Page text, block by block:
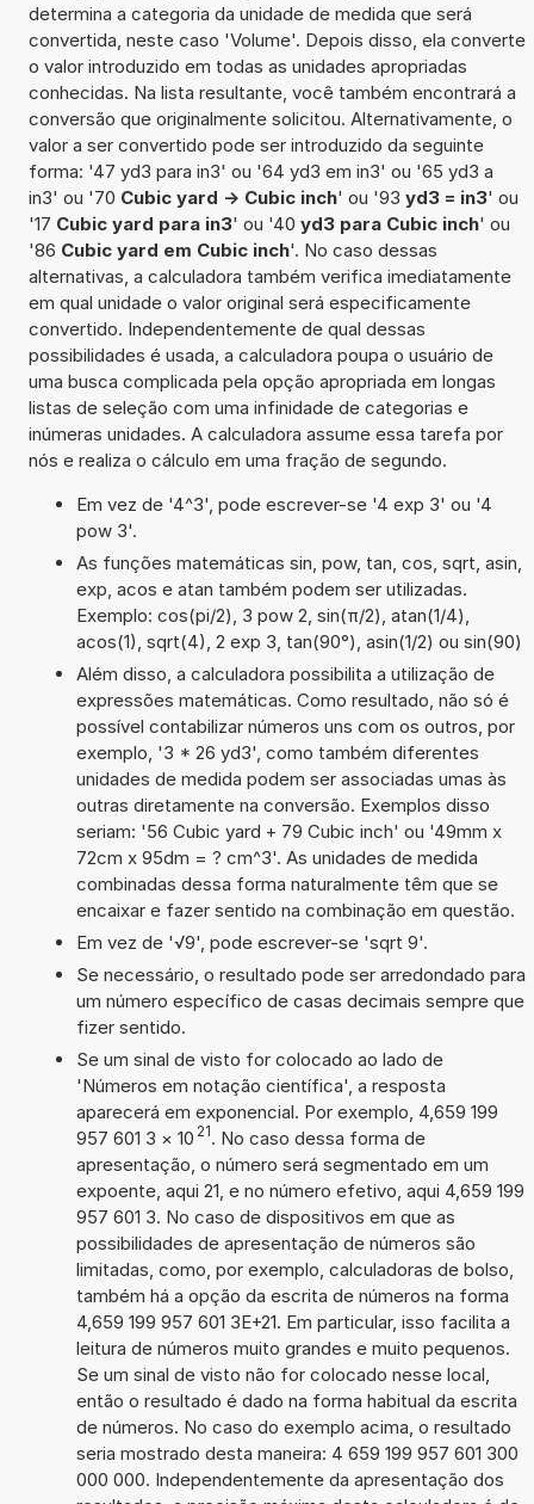
determina a categoria da unidade de medida que será
convertida, neste caso 'Volume'. Depois disso, ela converte
o valor introduzido em todas as unidades apropriadas
conhecidas. Na lista resultante, você também encontrará a
conversão que originalmente solicitou. Alternativamente, o
valor a ser convertido pode ser introduzido da seguinte
forma: '47 yd3 para in3' ou '64 yd3 em in3' ou '65 yd3 a
in3' ou '70 Cubic yard -> Cubic inch' ou '93 yd3 = in3' ou
'17 Cubic yard para in3' ou '40 yd3 para Cubic inch' ou
'86 Cubic yard em Cubic inch'. No caso dessas
alternativas, a calculadora também verifica imediatamente
em qual unidade o valor original será especificamente
convertido. Independentemente de qual dessas
possibilidades é usada, a calculadora poupa o usuário de
uma busca complicada pela opção apropriada em longas
listas de seleção com uma infinidade de categorias e
inúmeras unidades. A calculadora assume essa tarefa por
nós e realiza o cálculo em uma fração de segundo.
Em vez de '4^3', pode escrever-se '4 exp 3' ou '4
pow 3'.
As funções matemáticas sin, pow, tan, cos, sqrt, asin,
exp, acos e atan também podem ser utilizadas.
Exemplo: cos(pi/2), 3 pow 2, sin(π/2), atan(1/4),
acos(1), sqrt(4), 2 exp 3, tan(90°), asin(1/2) ou sin(90)
Além disso, a calculadora possibilita a utilização de
expressões matemáticas. Como resultado, não só é
possível contabilizar números uns com os outros, por
exemplo, '3 * 26 yd3', como também diferentes
unidades de medida podem ser associadas umas às
outras diretamente na conversão. Exemplos disso
seriam: '56 Cubic yard + 79 Cubic inch' ou '49mm x
72cm x 95dm = ? cm^3'. As unidades de medida
combinadas dessa forma naturalmente têm que se
encaixar e fazer sentido na combinação em questão.
Em vez de '√9', pode escrever-se 'sqrt 9'.
Se necessário, o resultado pode ser arredondado para
um número específico de casas decimais sempre que
fizer sentido.
Se um sinal de visto for colocado ao lado de
'Números em notação científica', a resposta
aparecerá em exponencial. Por exemplo, 4,659 199
957 601 3 × 10 21. No caso dessa forma de
apresentação, o número será segmentado em um
expoente, aqui 21, e no número efetivo, aqui 4,659 199
957 601 3. No caso de dispositivos em que as
possibilidades de apresentação de números são
limitadas, como, por exemplo, calculadoras de bolso,
também há a opção da escrita de números na forma
4,659 199 957 601 3E+21. Em particular, isso facilita a
leitura de números muito grandes e muito pequenos.
Se um sinal de visto não for colocado nesse local,
então o resultado é dado na forma habitual da escrita
de números. No caso do exemplo acima, o resultado
seria mostrado desta maneira: 4 659 199 957 601 300
000 000. Independentemente da apresentação dos